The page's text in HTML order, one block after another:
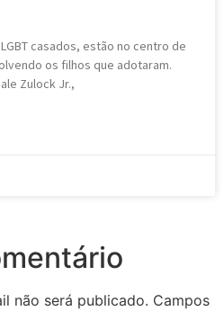
casados, estão ​​no centro de
os filhos que adotaram.
Zulock Jr.,
não será publicado. Campos